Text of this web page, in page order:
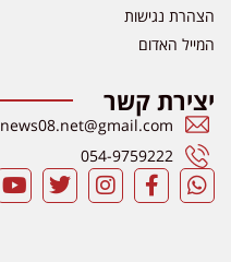
הצהרת נגישות
המייל האדום
יצירת קשר
news08.net@gmail.com
054-9759222